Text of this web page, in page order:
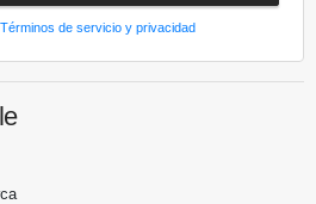
Términos de servicio y privacidad